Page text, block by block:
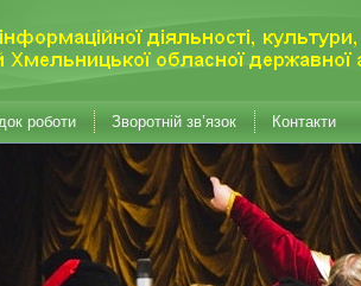
роботи Зворотній зв’язок Контакти